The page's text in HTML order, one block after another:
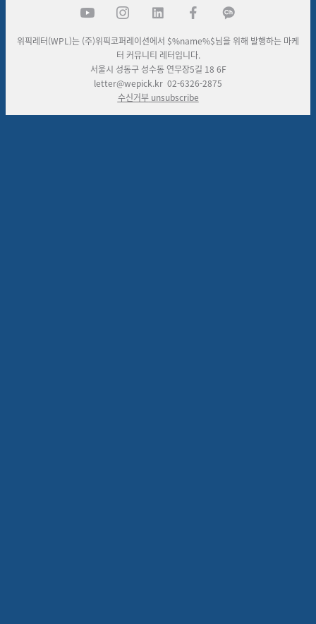
위픽레터(WPL)는 (주)위픽코퍼레이션에서 $%name%$님을 위해 발행하는 마케
터 커뮤니티 레터입니다.
서울시 성동구 성수동 연무장5길 18 6F
letter@wepick.kr 02-6326-2875
수신거부 unsubscribe